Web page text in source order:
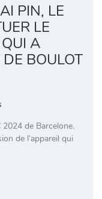
PIN, LE
LE
A
BOULOT
de Barcelone.
de l’appareil qui